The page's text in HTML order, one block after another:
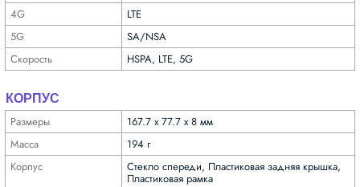
4G
LTE
5G
SA/NSA
Скорость
HSPA, LTE, 5G
КОРПУС
Размеры
167.7 x 77.7 x 8 мм
Масса
194 г
Корпус
Стекло спереди, Пластиковая задняя крышка,
Пластиковая рамка